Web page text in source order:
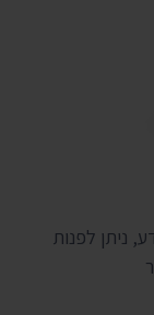
ניתן לפנות